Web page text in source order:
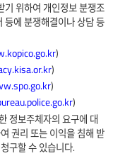
기 위하여 개인정보 분쟁조
등에 분쟁해결이나 상담 등
)
)
)
)
정보주체자의 요구에 대
권리 또는 이익을 침해 받
구할 수 있습니다.